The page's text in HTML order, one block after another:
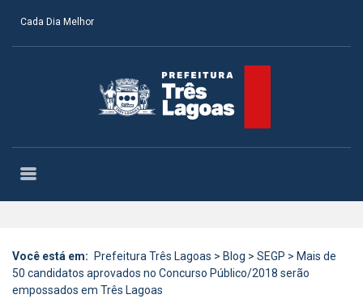
Cada Dia Melhor
Você está em: Prefeitura Três Lagoas > Blog > SEGP > Mais de
50 candidatos aprovados no Concurso Público/2018 serão
empossados em Três Lagoas